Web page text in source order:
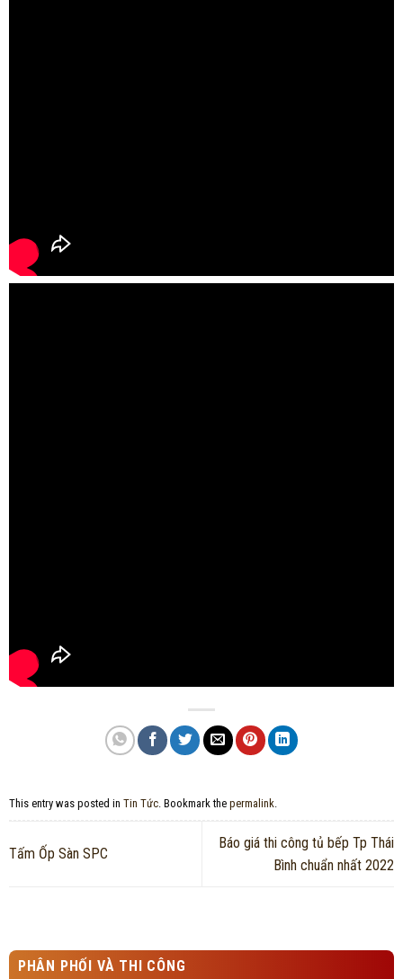
This entry was posted in Tin Tức. Bookmark the permalink.
Tấm Ốp Sàn SPC
Báo giá thi công tủ bếp Tp Thái
Bình chuẩn nhất 2022
PHÂN PHỐI VÀ THI CÔNG